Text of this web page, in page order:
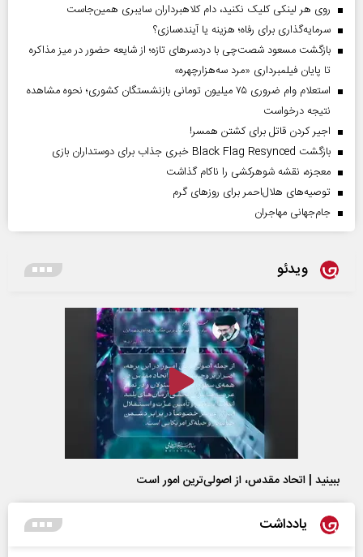
روی هر لینکی کلیک نکنید، دام کلاهبرداران سایبری همین‌جاست
سرمایه‌گذاری برای رفاه؛ هزینه یا آینده‌سازی؟
بازگشت مسعود شصت‌چی با دردسر‌های تازه؛ از شایعه حضور در میز مذاکره
تا پایان فیلمبرداری «مرد سه‌هزارچهره»
استعلام وام ضروری ۷۵ میلیون تومانی بازنشستگان کشوری؛ نحوه مشاهده
نتیجه درخواست
اجیر کردن قاتل برای کشتن همسر!
بازگشت Black Flag Resynced خبری جذاب برای دوستداران بازی
معجزه، نقشه شوهرکشی را ناکام گذاشت
توصیه‌های هلال‌احمر برای روز‌های گرم
جام‌جهانی مهاجران
ویدئو
ببینید | اتحاد مقدس، از اصولی‌ترین امور است
یادداشت